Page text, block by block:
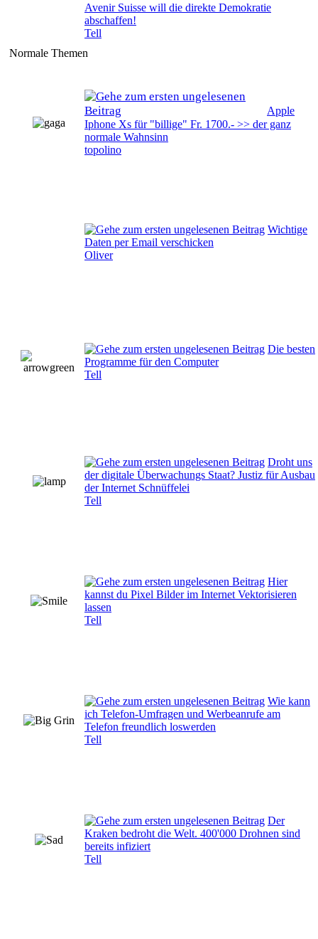
Avenir Suisse will die direkte Demokratie
abschaffen!
Tell
Normale Themen
Apple
Iphone Xs für "billige" Fr. 1700.- >> der ganz
normale Wahnsinn
topolino
Wichtige
Daten per Email verschicken
Oliver
Die besten
Programme für den Computer
Tell
Droht uns
der digitale Überwachungs Staat? Justiz für Ausbau
der Internet Schnüffelei
Tell
Hier
kannst du Pixel Bilder im Internet Vektorisieren
lassen
Tell
Wie kann
ich Telefon-Umfragen und Werbeanrufe am
Telefon freundlich loswerden
Tell
Der
Kraken bedroht die Welt. 400'000 Drohnen sind
bereits infiziert
Tell